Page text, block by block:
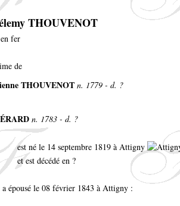
THOUVENOT
fer
de
THOUVENOT n. 1779 - d. ?
n. 1783 - d. ?
est né le 14 septembre 1819 à Attigny
et est décédé en ?
épousé le 08 février 1843 à Attigny :